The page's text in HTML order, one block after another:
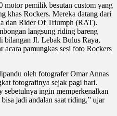
motor pemilik besutan custom yang
khas Rockers. Mereka datang dari
dan Rider Of Triumph (RAT).
langsung riding bareng
bilangan Jl. Lebak Bulus Raya,
acara pamungkas sesi foto Rockers
oleh fotografer Omar Annas
fotografinya sejak pagi hari.
sebetulnya ingin memperkenalkan
jadi andalan saat riding,” ujar